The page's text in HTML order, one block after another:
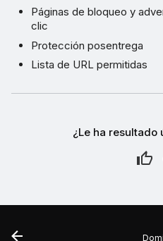
Páginas de bloqueo y
clic
Protección posentrega
Lista de URL permitidas
¿Le ha resultado